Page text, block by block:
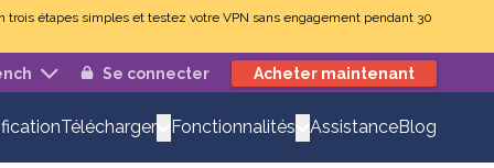
trois étapes simples et testez votre VPN sans engagement pendant 30
Se connecter Acheter maintenant
Télécharger Fonctionnalités AssistanceBlog